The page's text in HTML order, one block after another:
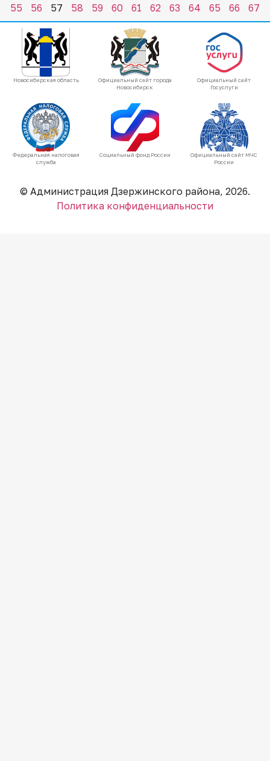
55
56 57 58 59 60 61 62 63 64 65 66 67
Новосибирская область
Официальный сайт города
Новосибирск
Официальный сайт
Госуслуги
Федеральная налоговая
служба
Социальный фонд России
Официальный сайт МЧС
России
© Администрация Дзержинского района, 2026.
Политика конфиденциальности